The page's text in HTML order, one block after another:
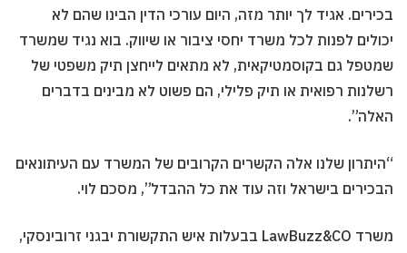
בכירים. אגיד לך יותר מזה, היום עורכי הדין הבינו שהם לא
יכולים לפנות לכל משרד יחסי ציבור או שיווק. בוא נגיד שמשרד
שמטפל גם בקוסמטיקאית, לא מתאים לייחצן תיק משפטי של
רשלנות רפואית או תיק פלילי, הם פשוט לא מבינים בדברים
האלה”.
“היתרון שלנו אלה הקשרים הקרובים של המשרד עם העיתונאים
הבכירים בישראל וזה עוד את כל ההבדל”, מסכם לוי.
משרד LawBuzz&CO בבעלות איש התקשורת יבגני זרובינסקי,